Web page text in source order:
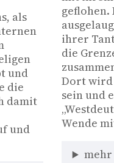
als
und
die
damit
und
ihrer
die
Dort wird
sein und